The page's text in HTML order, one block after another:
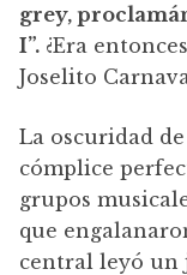
grey,
I”. ¿Era
Joselito
La oscuridad
cómplice
grupos
que
central leyó un